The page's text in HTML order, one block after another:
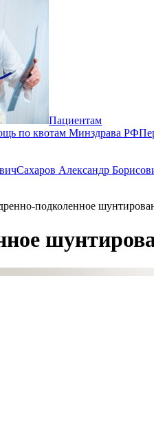
Пациентам
по квотам Минздрава РФ
Сахаров Александр
подколенное